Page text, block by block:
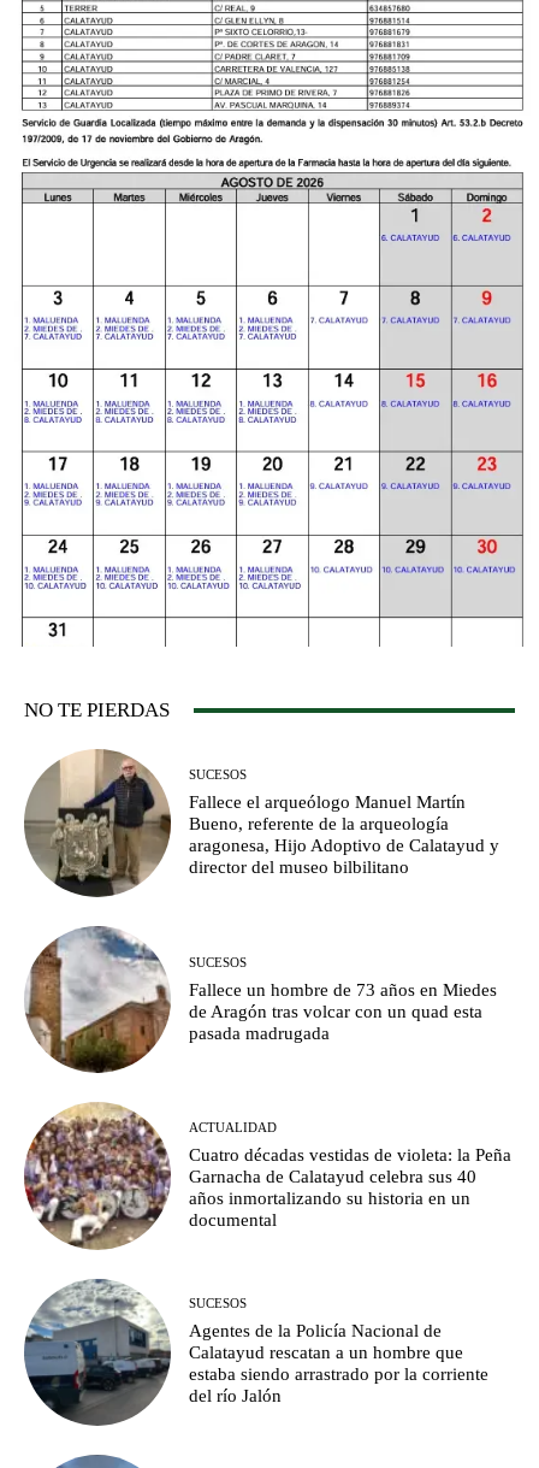
NO TE PIERDAS
SUCESOS
Fallece el arqueólogo Manuel Martín
Bueno, referente de la arqueología
aragonesa, Hijo Adoptivo de Calatayud y
director del museo bilbilitano
SUCESOS
Fallece un hombre de 73 años en Miedes
de Aragón tras volcar con un quad esta
pasada madrugada
ACTUALIDAD
Cuatro décadas vestidas de violeta: la Peña
Garnacha de Calatayud celebra sus 40
años inmortalizando su historia en un
documental
SUCESOS
Agentes de la Policía Nacional de
Calatayud rescatan a un hombre que
estaba siendo arrastrado por la corriente
del río Jalón